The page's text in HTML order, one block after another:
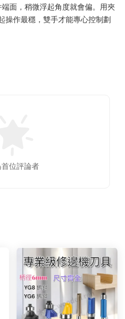
面，稍微浮起角度就會偏。用夾
操作最穩，雙手才能專心控制劃
位評論者